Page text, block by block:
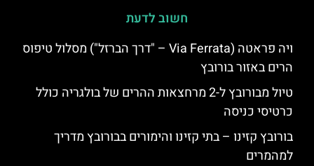
חשוב לדעת
ויה פראטה (Via Ferrata – "דרך הברזל") מסלול טיפוס
הרים באזור בורובץ
טיול מבורובץ ל-2 מרחצאות ההרים של בולגריה כולל
כרטיסי כניסה
בורובץ קזינו – בתי קזינו והימורים בבורובץ מדריך
למהמרים